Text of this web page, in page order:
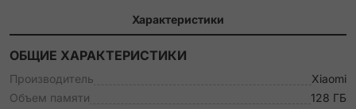
Характеристики
ОБЩИЕ ХАРАКТЕРИСТИКИ
Производитель
Xiaomi
Объем памяти
128 ГБ